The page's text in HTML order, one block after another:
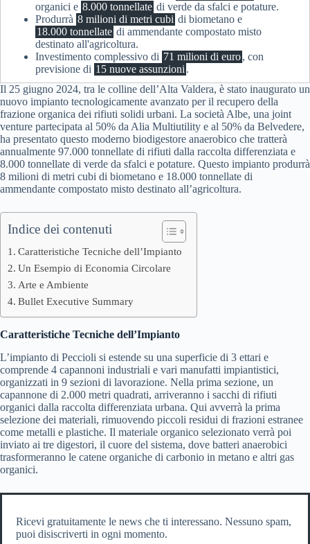
organici e 8.000 tonnellate di verde da sfalci e potature.
Produrrà 8 milioni di metri cubi di biometano e
18.000 tonnellate di ammendante compostato misto
destinato all'agricoltura.
Investimento complessivo di 71 milioni di euro, con
previsione di 15 nuove assunzioni .
Il 25 giugno 2024, tra le colline dell’Alta Valdera, è stato inaugurato un
nuovo impianto tecnologicamente avanzato per il recupero della
frazione organica dei rifiuti solidi urbani. La società Albe, una joint
venture partecipata al 50% da Alia Multiutility e al 50% da Belvedere,
ha presentato questo moderno biodigestore anaerobico che tratterà
annualmente 97.000 tonnellate di rifiuti dalla raccolta differenziata e
8.000 tonnellate di verde da sfalci e potature. Questo impianto produrrà
8 milioni di metri cubi di biometano e 18.000 tonnellate di
ammendante compostato misto destinato all’agricoltura.
Indice dei contenuti
Caratteristiche Tecniche dell’Impianto
Un Esempio di Economia Circolare
Arte e Ambiente
Bullet Executive Summary
Caratteristiche Tecniche dell’Impianto
L’impianto di Peccioli si estende su una superficie di 3 ettari e
comprende 4 capannoni industriali e vari manufatti impiantistici,
organizzati in 9 sezioni di lavorazione. Nella prima sezione, un
capannone di 2.000 metri quadrati, arriveranno i sacchi di rifiuti
organici dalla raccolta differenziata urbana. Qui avverrà la prima
selezione dei materiali, rimuovendo piccoli residui di frazioni estranee
come metalli e plastiche. Il materiale organico selezionato verrà poi
inviato ai tre digestori, il cuore del sistema, dove batteri anaerobici
trasformeranno le catene organiche di carbonio in metano e altri gas
organici.
Ricevi gratuitamente le news che ti interessano. Nessuno spam,
puoi disiscriverti in ogni momento.